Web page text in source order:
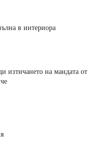
в интериора
изтичането на мандата от